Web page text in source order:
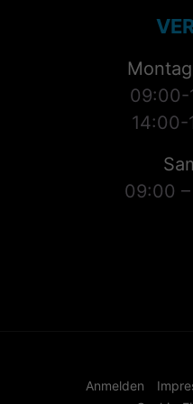
09:00-
14:00-
09:00
Anmelden